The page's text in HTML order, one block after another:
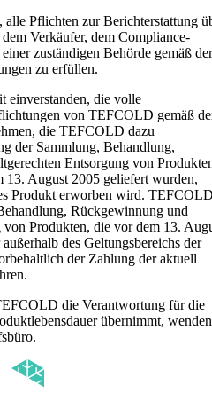
Pflichten zur Berichterstattung
Verkäufer, dem Compliance-
zuständigen Behörde gemäß der
zu erfüllen.
einverstanden, die volle
von TEFCOLD gemäß
die TEFCOLD dazu
der Sammlung, Behandlung,
Entsorgung von
13. August 2005 geliefert wurden,
Produkt erworben wird.
Rückgewinnung und
Produkten, die vor dem 13.
des Geltungsbereichs der
der Zahlung der aktuell
die Verantwortung für die
übernimmt, wenden